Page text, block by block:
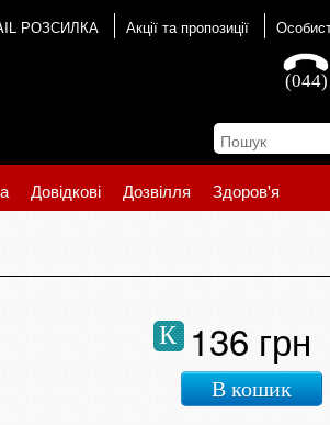
РОЗСИЛКА Акції та пропозиції
(044)
Довідкові Дозвілля Здоров'я
136 грн
К
В кошик